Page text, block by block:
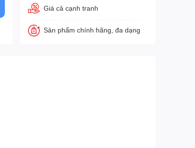
Giá cả cạnh tranh
Sản phẩm chính hãng, đa dạng